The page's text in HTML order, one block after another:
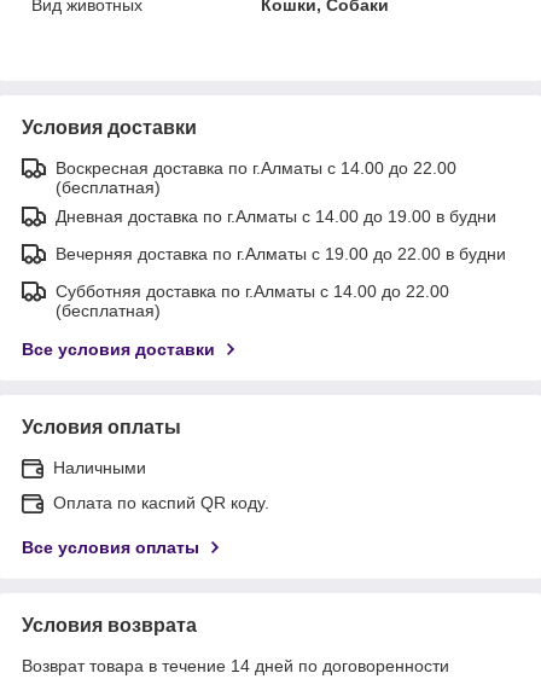
Вид животных
Кошки, Собаки
Условия доставки
Воскресная доставка по г.Алматы с 14.00 до 22.00
(бесплатная)
Дневная доставка по г.Алматы с 14.00 до 19.00 в будни
Вечерняя доставка по г.Алматы с 19.00 до 22.00 в будни
Субботняя доставка по г.Алматы с 14.00 до 22.00
(бесплатная)
Все условия доставки
Условия оплаты
Наличными
Оплата по каспий QR коду.
Все условия оплаты
Условия возврата
Возврат товара в течение 14 дней по договоренности